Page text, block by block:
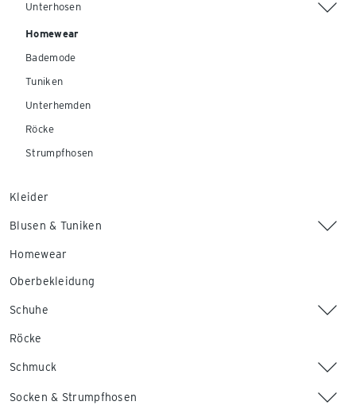
Unterhosen
Homewear
Bademode
Tuniken
Unterhemden
Röcke
Strumpfhosen
Kleider
Blusen & Tuniken
Homewear
Oberbekleidung
Schuhe
Röcke
Schmuck
Socken & Strumpfhosen